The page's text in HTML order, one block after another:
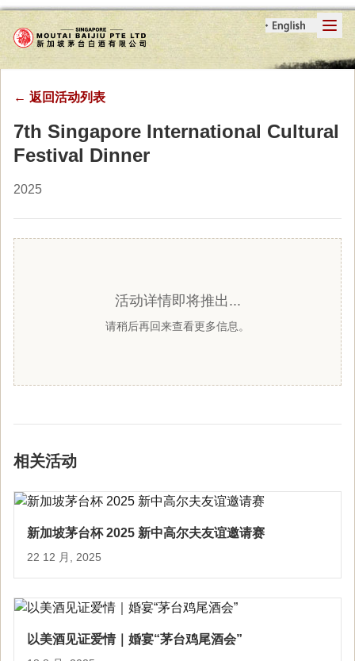
← 返回活动列表
7th Singapore International Cultural
Festival Dinner
2025
活动详情即将推出...
请稍后再回来查看更多信息。
相关活动
新加坡茅台杯 2025 新中高尔夫友谊邀请赛
22 12 月, 2025
以美酒见证爱情｜婚宴“茅台鸡尾酒会”